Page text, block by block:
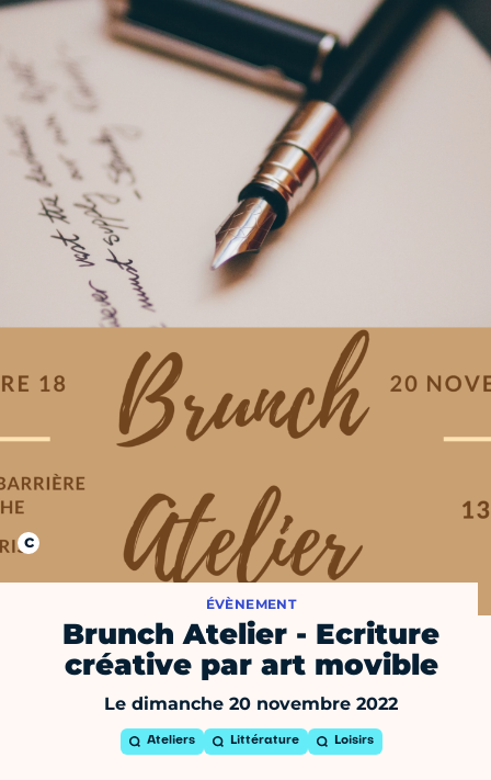
ÉVÈNEMENT
Brunch Atelier - Ecriture
créative par art movible
Le dimanche 20 novembre 2022
Ateliers Littérature Loisirs